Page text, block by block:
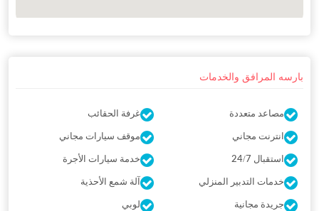
بارسه المرافق والخدمات
مصاعد متعددة
غرفة الحقائب
انترنت مجاني
موقف سيارات مجاني
استقبال 24/7
خدمة سيارات الأجرة
خدمات التدبير المنزلي
آلة شمع الأحذية
جريدة مجانية
لوبي